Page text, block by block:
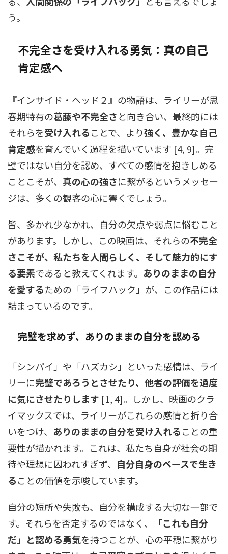
う。
不完全さを受け入れる勇気：真の自己
肯定感へ
『インサイド・ヘッド２』の物語は、ライリーが思
春期特有の葛藤や不完全さと向き合い、最終的には
それらを受け入れることで、より強く、豊かな自己
肯定感を育んでいく過程を描いています [4, 9]。完
璧ではない自分を認め、すべての感情を抱きしめる
ことこそが、 真の心の強さに繋がるというメッセー
ジは、多くの観客の心に響くでしょう。
皆、多かれ少なかれ、自分の欠点や弱点に悩むこと
があります。しかし、この映画は、それらの不完全
さこそが、私たちを人間らしく、そして魅力的にす
る要素であると教えてくれます。 ありのままの自分
を愛するための「ライフハック」が、この作品には
詰まっているのです。
完璧を求めず、ありのままの自分を認める
「シンパイ」や「ハズカシ」といった感情は、ライ
リーに完璧であろうとさせたり、他者の評価を過度
に気にさせたりします [1, 4]。しかし、映画のクラ
イマックスでは、ライリーがこれらの感情と折り合
いをつけ、 ありのままの自分を受け入れることの重
要性が描かれます。これは、私たち自身が社会の期
待や理想に囚われすぎず、 自分自身のペースで生き
ることの価値を示唆しています。
自分の短所や失敗も、自分を構成する大切な一部で
す。それらを否定するのではなく、
「これも自分
だ」と認める勇気を持つことが、心の平穏に繋がり